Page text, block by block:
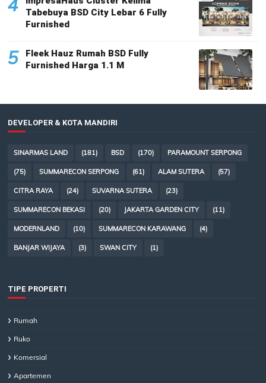
Tabebuya BSD City Lebar 6 Fully
Furnished
5
Fleek Hauz Rumah BSD Fully
Furnished Harga 1.1 M
DEVELOPER & KOTA MANDIRI
SINARMAS LAND (181) BSD (170) PARAMOUNT SERPONG
(75) SUMMARECON SERPONG (61) ALAM SUTERA (57)
CITRA RAYA (24) SUVARNA SUTERA (23)
SUMMARECON BEKASI (20) JAKARTA GARDEN CITY (11)
MODERNLAND (10) SUMMARECON KARAWANG (4)
BANJAR WIJAYA (3) SWAN CITY (1)
TIPE PROPERTI
Rumah
Ruko
Komersial
Apartemen